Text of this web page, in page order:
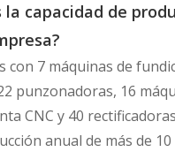
la capacidad de
con 7 máquinas de
punzonadoras, 16
CNC y 40
anual de más de